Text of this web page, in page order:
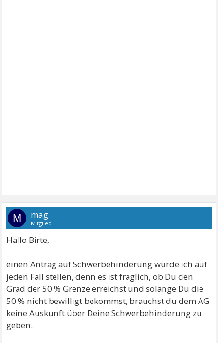
M mag
Mitglied
Hallo Birte,
einen Antrag auf Schwerbehinderung würde ich auf
jeden Fall stellen, denn es ist fraglich, ob Du den
Grad der 50 % Grenze erreichst und solange Du die
50 % nicht bewilligt bekommst, brauchst du dem AG
keine Auskunft über Deine Schwerbehinderung zu
geben.